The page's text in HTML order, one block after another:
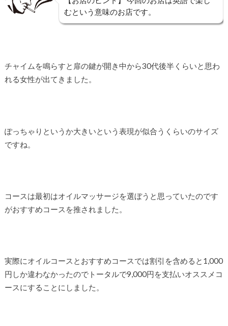
むという意味のお店です。
チャイムを鳴らすと扉の鍵が開き中から30代後半くらいと思わ
れる女性が出てきました。
ぽっちゃりというか大きいという表現が似合うくらいのサイズ
ですね。
コースは最初はオイルマッサージを選ぼうと思っていたのです
がおすすめコースを推されました。
実際にオイルコースとおすすめコースでは割引を含めると1,000
円しか違わなかったのでトータルで9,000円を支払いオススメコ
ースにすることにしました。